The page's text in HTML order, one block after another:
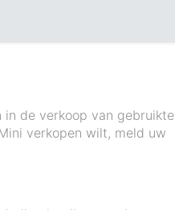
in de verkoop van gebruikte
verkopen wilt, meld uw